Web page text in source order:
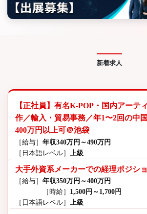
新着求人
【正社員】有名K-POP・国内アーテ
作／輸入・貿易事務／年1〜2回の中
400万円以上可＠池袋
［給与］ 年収340万円～490万円
［日本語レベル］
上級
大手外資系メーカーでの経理ポジシ
［給与］ 年収350万円～400万円
［時給］ 1,500円～1,700円
［日本語レベル］ 上級